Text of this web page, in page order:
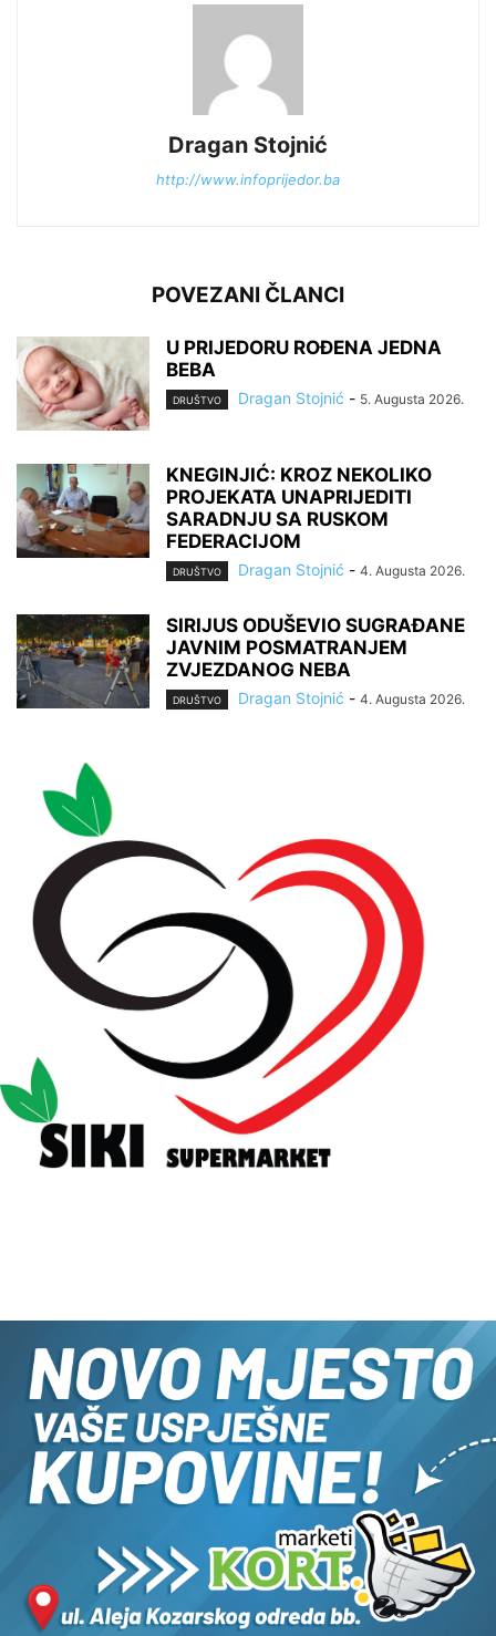
Dragan Stojnić
http://www.infoprijedor.ba
POVEZANI ČLANCI
U PRIJEDORU ROĐENA JEDNA
BEBA
DRUŠTVO Dragan Stojnić - 5. Augusta 2026.
KNEGINJIĆ: KROZ NEKOLIKO
PROJEKATA UNAPRIJEDITI
SARADNJU SA RUSKOM
FEDERACIJOM
DRUŠTVO Dragan Stojnić - 4. Augusta 2026.
SIRIJUS ODUŠEVIO SUGRAĐANE
JAVNIM POSMATRANJEM
ZVJEZDANOG NEBA
DRUŠTVO Dragan Stojnić - 4. Augusta 2026.